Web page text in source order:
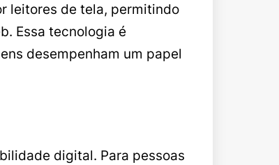
leitores de tela, permitindo
Essa tecnologia é
desempenham um papel
digital. Para pessoas